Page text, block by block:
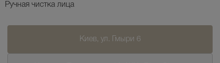
Ручная чистка лица
Киев, ул. Гмыри 6